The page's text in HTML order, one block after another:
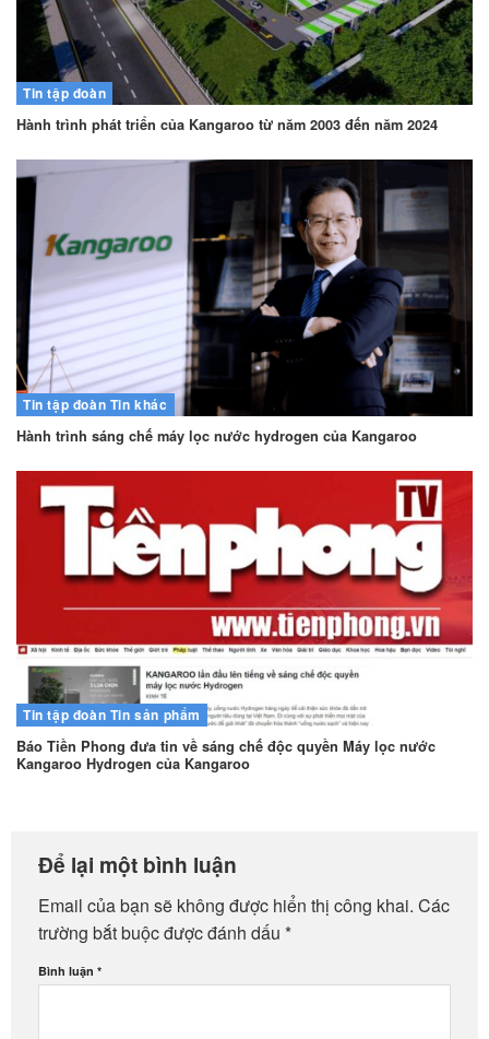
Tin tập đoàn
Hành trình phát triển của Kangaroo từ năm 2003 đến năm 2024
Tin tập đoàn Tin khác
Hành trình sáng chế máy lọc nước hydrogen của Kangaroo
Tin tập đoàn Tin sản phẩm
Báo Tiền Phong đưa tin về sáng chế độc quyền Máy lọc nước
Kangaroo Hydrogen của Kangaroo
Để lại một bình luận
Email của bạn sẽ không được hiển thị công khai. Các
trường bắt buộc được đánh dấu *
Bình luận *